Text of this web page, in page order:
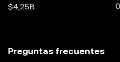
$4,25B
Preguntas frecuentes